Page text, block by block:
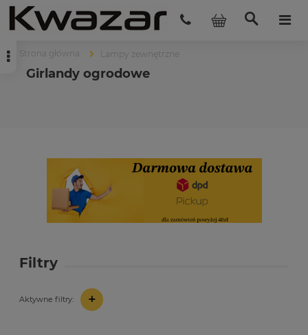
Strona główna Lampy zewnętrzne
Girlandy ogrodowe
Filtry
Aktywne filtry: +